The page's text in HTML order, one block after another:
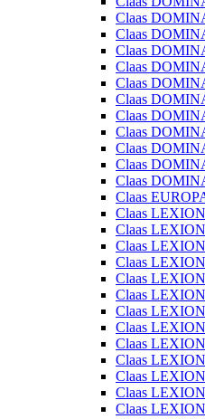
Claas
Claas
Claas
Claas
Claas
Claas
Claas
Claas
Claas
Claas
Claas
Claas
Claas
Claas
Claas
Claas
Claas
Claas
Claas
Claas
Claas
Claas
Claas
Claas
Claas